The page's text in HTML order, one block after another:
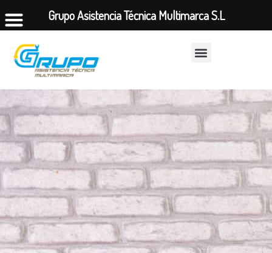
Grupo Asistencia Técnica Multimarca S.L